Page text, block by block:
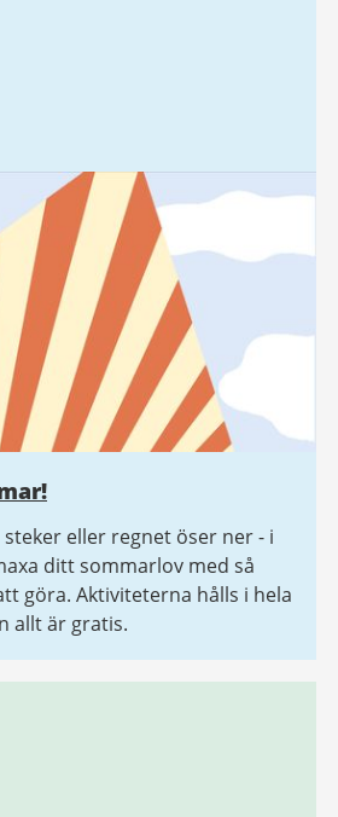
eller regnet öser ner - i
ditt sommarlov med så
göra. Aktiviteterna hålls i hela
allt är gratis.